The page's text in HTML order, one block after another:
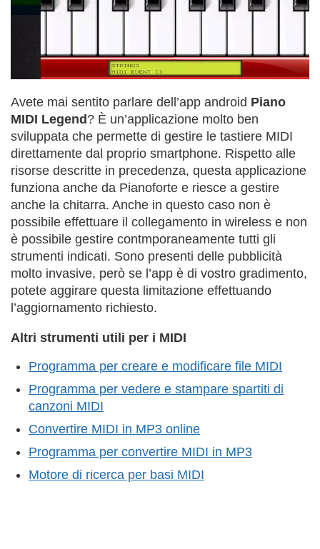
Avete mai sentito parlare dell’app android Piano
MIDI Legend? È un’applicazione molto ben
sviluppata che permette di gestire le tastiere MIDI
direttamente dal proprio smartphone. Rispetto alle
risorse descritte in precedenza, questa applicazione
funziona anche da Pianoforte e riesce a gestire
anche la chitarra. Anche in questo caso non è
possibile effettuare il collegamento in wireless e non
è possibile gestire contmporaneamente tutti gli
strumenti indicati. Sono presenti delle pubblicità
molto invasive, però se l’app è di vostro gradimento,
potete aggirare questa limitazione effettuando
l’aggiornamento richiesto.
Altri strumenti utili per i MIDI
Programma per creare e modificare file MIDI
Programma per vedere e stampare spartiti di
canzoni MIDI
Convertire MIDI in MP3 online
Programma per convertire MIDI in MP3
Motore di ricerca per basi MIDI